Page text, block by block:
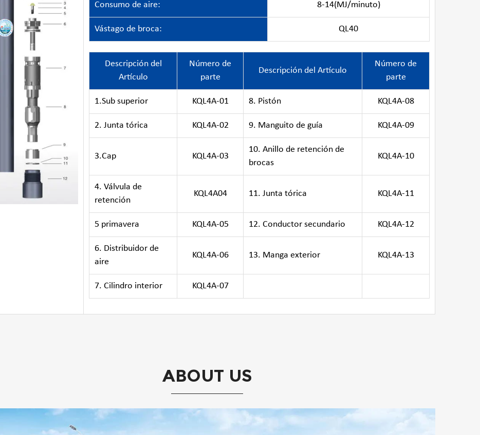
Consumo de aire: 8-14(MJ/minuto)
Vástago de broca: QL40
Descripción del
Artículo
Número de
parte
Descripción del Artículo
Número de
parte
1.Sub superior KQL4A-01 8. Pistón KQL4A-08
2. Junta tórica KQL4A-02 9. Manguito de guía KQL4A-09
3.Cap KQL4A-03
10. Anillo de retención de
brocas
KQL4A-10
4. Válvula de
retención
KQL4A04 11. Junta tórica KQL4A-11
5 primavera KQL4A-05 12. Conductor secundario KQL4A-12
6. Distribuidor de
aire
KQL4A-06 13. Manga exterior KQL4A-13
7. Cilindro interior KQL4A-07
ABOUT US